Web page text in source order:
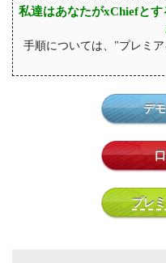
私達はあなたがxChiefと
手順については、"プレミ
デ
プレ